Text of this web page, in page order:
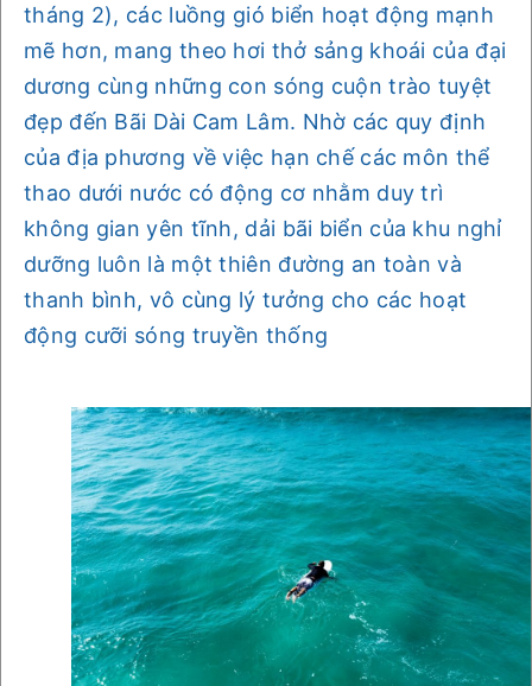
tháng 2), các luồng gió biển hoạt động mạnh
mẽ hơn, mang theo hơi thở sảng khoái của đại
dương cùng những con sóng cuộn trào tuyệt
đẹp đến Bãi Dài Cam Lâm. Nhờ các quy định
của địa phương về việc hạn chế các môn thể
thao dưới nước có động cơ nhằm duy trì
không gian yên tĩnh, dải bãi biển của khu nghỉ
dưỡng luôn là một thiên đường an toàn và
thanh bình, vô cùng lý tưởng cho các hoạt
động cưỡi sóng truyền thống